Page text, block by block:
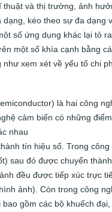
thuật và thị trường, ảnh
kéo theo sự đa dạng
số ứng dụng khác lại tỏ ra
một số khía cạnh bằng
xem xét về yếu tố chi
là hai công
cảm biến có những điểm
nhau
tín hiệu số. Trong công
sau đó được chuyển
đều được tiếp xúc trực
ảnh). Còn trong công
gồm các bộ khuếch đại,